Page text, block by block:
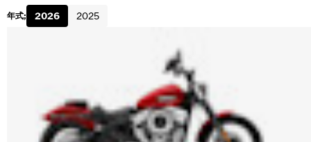
年式; 2026 2025